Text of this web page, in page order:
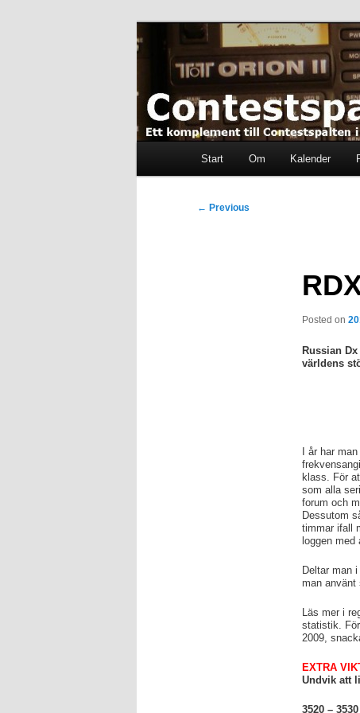
Ett komplement till
Start Om Kalender
Post
← Previous
Posted on
Russian
världens
I år har
klass. För
som alla
forum och
Dessutom
timmar ifall
loggen med
Deltar man
man
Läs mer i
statistik.
2009,
EXTRA
Undvik att
3520 – 3530